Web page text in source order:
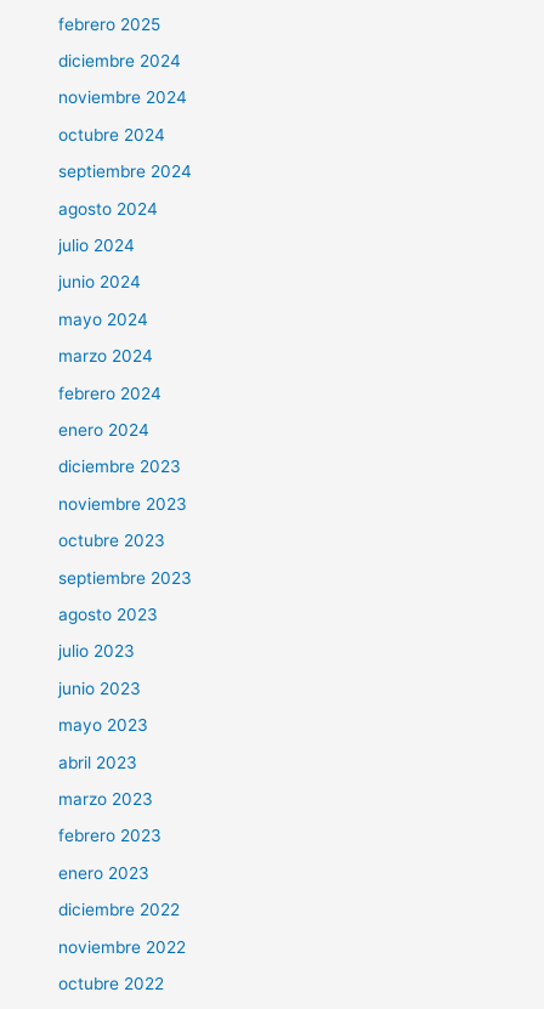
febrero 2025
diciembre 2024
noviembre 2024
octubre 2024
septiembre 2024
agosto 2024
julio 2024
junio 2024
mayo 2024
marzo 2024
febrero 2024
enero 2024
diciembre 2023
noviembre 2023
octubre 2023
septiembre 2023
agosto 2023
julio 2023
junio 2023
mayo 2023
abril 2023
marzo 2023
febrero 2023
enero 2023
diciembre 2022
noviembre 2022
octubre 2022